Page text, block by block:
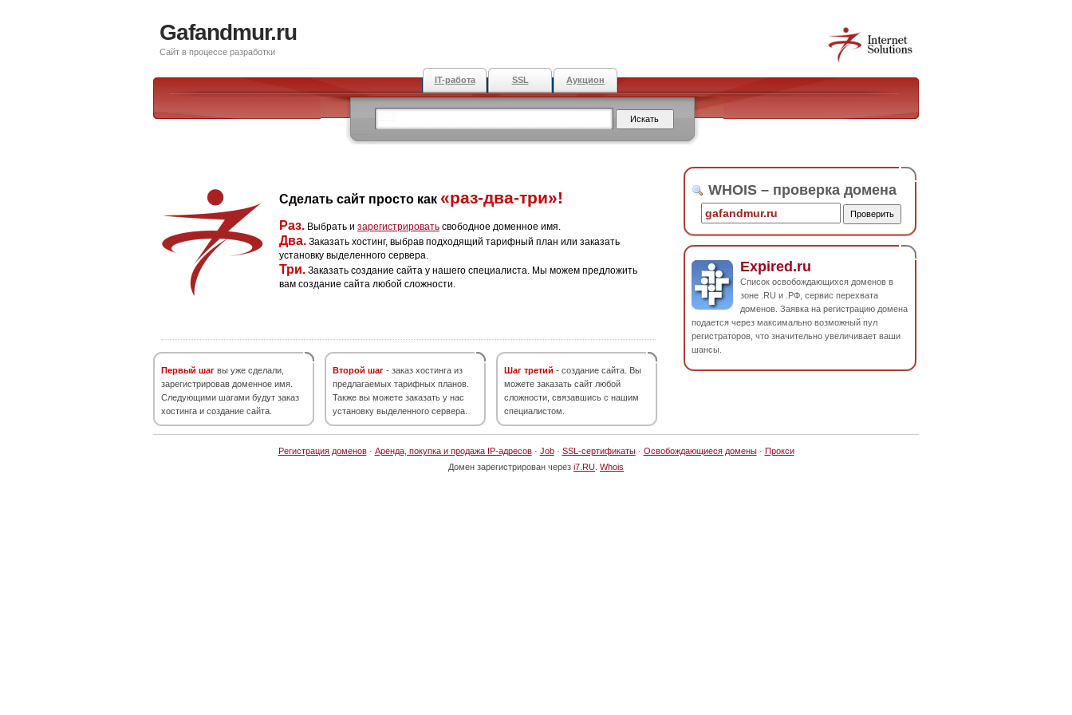
Gafandmur.ru
Сайт в процессе разработки
IT-работа SSL Аукцион
Сделать сайт просто как «раз-два-три»!
Раз. Выбрать и зарегистрировать свободное доменное имя.
Два. Заказать хостинг, выбрав подходящий тарифный план или заказать
установку выделенного сервера.
Три. Заказать создание сайта у нашего специалиста. Мы можем предложить
вам создание сайта любой сложности.
Первый шаг вы уже сделали,
зарегистрировав доменное имя.
Следующими шагами будут заказ
хостинга и создание сайта.
Второй шаг - заказ хостинга из
предлагаемых тарифных планов.
Также вы можете заказать у нас
установку выделенного сервера.
Шаг третий - создание сайта. Вы
можете заказать сайт любой
сложности, связавшись с нашим
специалистом.
WHOIS – проверка домена
Expired.ru
Список освобождающихся доменов в
зоне .RU и .РФ, сервис перехвата
доменов. Заявка на регистрацию домена
подается через максимально возможный пул
регистраторов, что значительно увеличивает ваши
шансы.
Регистрация доменов· Аренда, покупка и продажа IP-адресов· Job· SSL-сертификаты· Освобождающиеся домены· Прокси
Домен зарегистрирован через i7.RU Whois